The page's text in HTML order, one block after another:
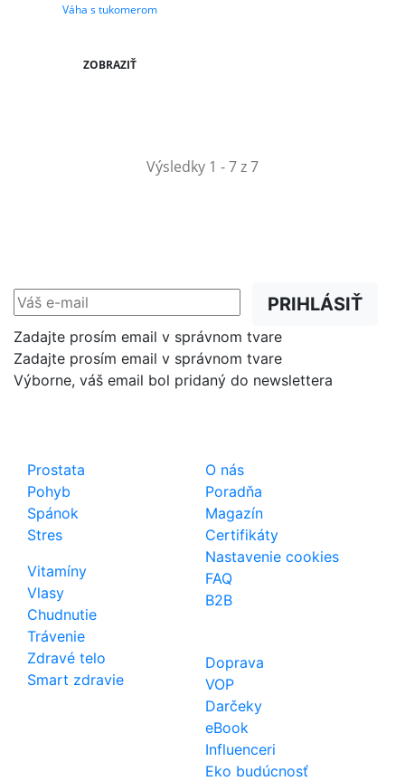
Váha s tukomerom
ZOBRAZIŤ
Výsledky 1 - 7 z 7
PRIHLÁSIŤ
Zadajte prosím email v správnom tvare
Zadajte prosím email v správnom tvare
Výborne, váš email bol pridaný do newslettera
Prostata
Pohyb
Spánok
Stres
Vitamíny
Vlasy
Chudnutie
Trávenie
Zdravé telo
Smart zdravie
O nás
Poradňa
Magazín
Certifikáty
Nastavenie cookies
FAQ
B2B
Doprava
VOP
Darčeky
eBook
Influenceri
Eko budúcnosť